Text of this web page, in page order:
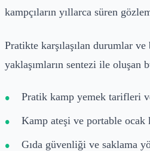
kampçıların yıllarca süren
Pratikte karşılaşılan durumlar
yaklaşımların sentezi ile
Pratik kamp yemek tarifleri
Kamp ateşi ve portable ocak
Gıda güvenliği ve saklama